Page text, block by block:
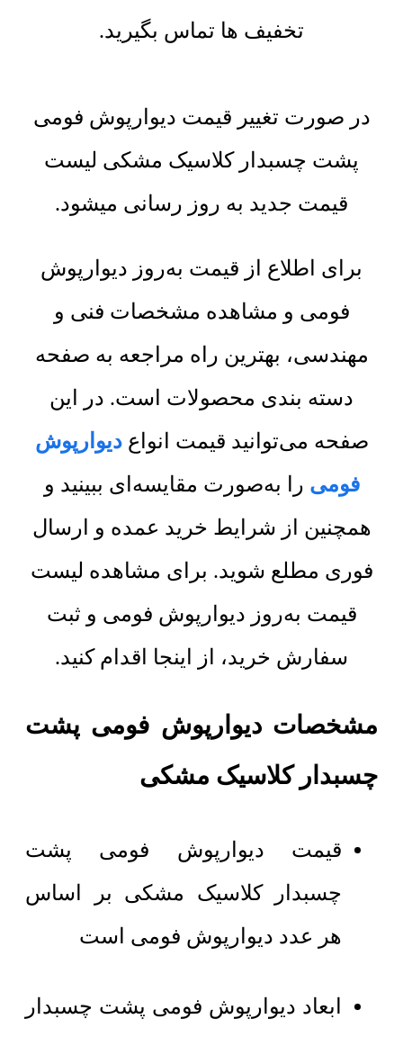
تخفیف ها تماس بگیرید.
در صورت تغییر قیمت دیوارپوش فومی
پشت چسبدار کلاسیک مشکی لیست
قیمت جدید به روز رسانی میشود.
برای اطلاع از قیمت به‌روز دیوارپوش
فومی و مشاهده مشخصات فنی و
مهندسی، بهترین راه مراجعه به صفحه
دسته بندی محصولات است. در این
صفحه می‌توانید قیمت انواعدیوارپوش
فومی را به‌صورت مقایسه‌ای ببینید و
همچنین از شرایط خرید عمده و ارسال
فوری مطلع شوید. برای مشاهده لیست
قیمت به‌روز دیوارپوش فومی و ثبت
سفارش خرید، از اینجا اقدام کنید.
مشخصات دیوارپوش فومی پشت
چسبدار کلاسیک مشکی
قیمت دیوارپوش فومی پشت
چسبدار کلاسیک مشکی بر اساس
هر عدد دیوارپوش فومی است
ابعاد دیوارپوش فومی پشت چسبدار